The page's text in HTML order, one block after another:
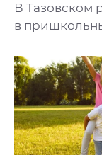
В Тазовском
в